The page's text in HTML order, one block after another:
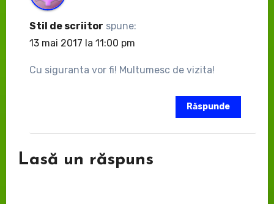
Stil de scriitor spune:
13 mai 2017 la 11:00 pm
Cu siguranta vor fi! Multumesc de vizita!
Răspunde
Lasă un răspuns